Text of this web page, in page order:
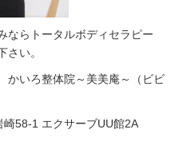
ならトータルボディセラピー
さい。
いろ整体院～美美庵～（ビビ
58-1 エクサーブUU館2A